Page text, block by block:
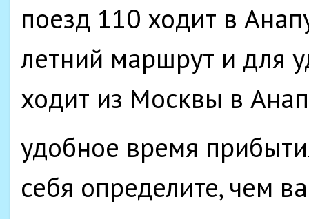
поезд 110 ходит в
летний маршрут и для
ходит из Москвы в
удобное время
себя определите, чем